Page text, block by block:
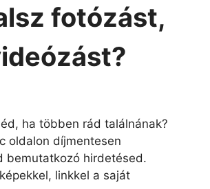
fotózást,
ha többen rád találnának?
oldalon díjmentesen
bemutatkozó hirdetésed.
linkkel a saját